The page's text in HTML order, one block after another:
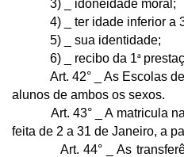
3) _ idoneidade moral;
4) _ ter idade inferior a
5) _ sua identidade;
6) _ recibo da 1ª
Art. 42° _ As Escolas de
alunos de ambos os sexos.
Art. 43° _ A matricula na
feita de 2 a 31 de Janeiro, a
Art. 44° _ As